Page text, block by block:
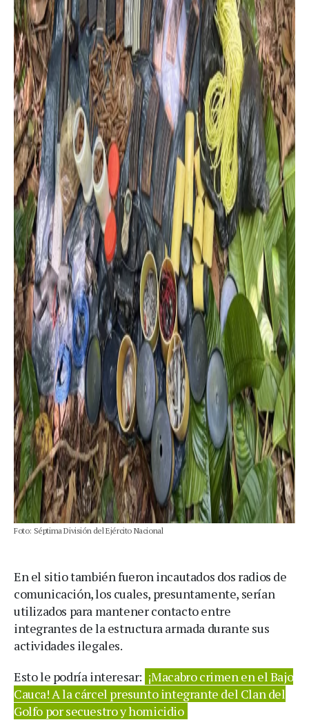
Foto: Séptima División del Ejército Nacional
En el sitio también fueron incautados dos radios de
comunicación, los cuales, presuntamente, serían
utilizados para mantener contacto entre
integrantes de la estructura armada durante sus
actividades ilegales.
Esto le podría interesar: ¡Macabro crimen en el Bajo
Cauca! A la cárcel presunto integrante del Clan del
Golfo por secuestro y homicidio